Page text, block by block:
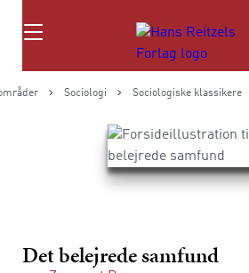
Søg
Sociologi Sociologiske klassikere
Det belejrede samfund